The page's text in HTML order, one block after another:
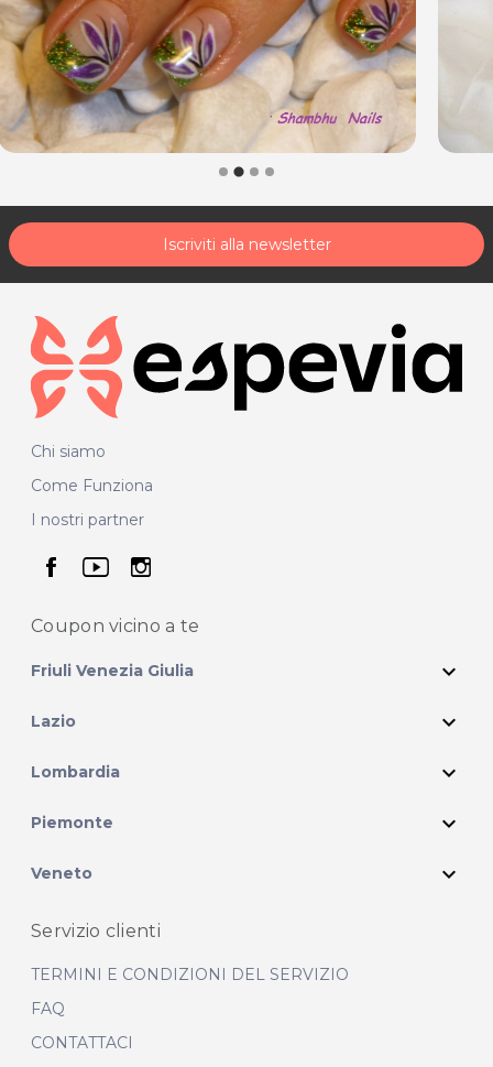
Iscriviti alla newsletter
Chi siamo
Come Funziona
I nostri partner
seguici su facebook
seguici su youtube
seguici su instagram
Coupon vicino a te
Friuli Venezia Giulia expand_more
Lazio expand_more
Lombardia expand_more
Piemonte expand_more
Veneto expand_more
Servizio clienti
TERMINI E CONDIZIONI DEL SERVIZIO
FAQ
CONTATTACI